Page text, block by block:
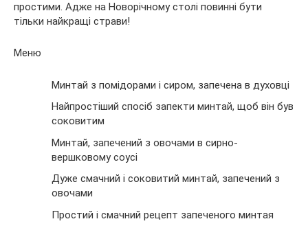
простими. Адже на Новорічному столі повинні бути
тільки найкращі страви!
Меню
Минтай з помідорами і сиром, запечена в духовці
Найпростіший спосіб запекти минтай, щоб він був
соковитим
Минтай, запечений з овочами в сирно-
вершковому соусі
Дуже смачний і соковитий минтай, запечений з
овочами
Простий і смачний рецепт запеченого минтая